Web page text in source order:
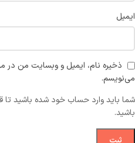
ایمیل
ذخیره نام، ایمیل و وبسایت من در
می‌نویسم.
شما باید وارد حساب خود شده باشید تا
باشید.